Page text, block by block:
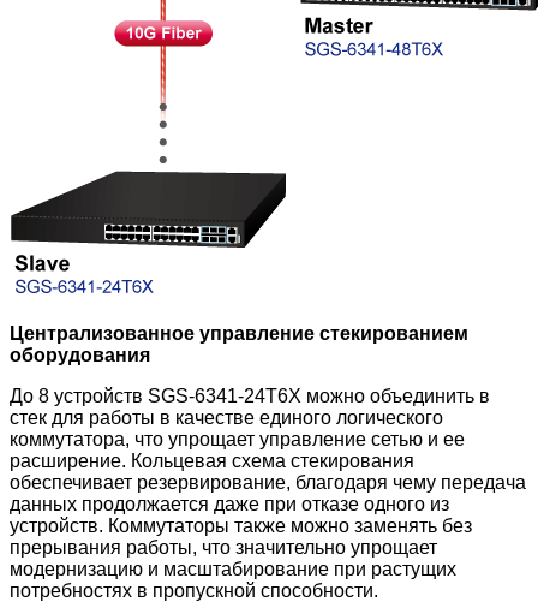
Централизованное управление стекированием
оборудования
До 8 устройств SGS-6341-24T6X можно объединить в
стек для работы в качестве единого логического
коммутатора, что упрощает управление сетью и ее
расширение. Кольцевая схема стекирования
обеспечивает резервирование, благодаря чему передача
данных продолжается даже при отказе одного из
устройств. Коммутаторы также можно заменять без
прерывания работы, что значительно упрощает
модернизацию и масштабирование при растущих
потребностях в пропускной способности.